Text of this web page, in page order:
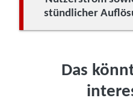
stündlicher
Das